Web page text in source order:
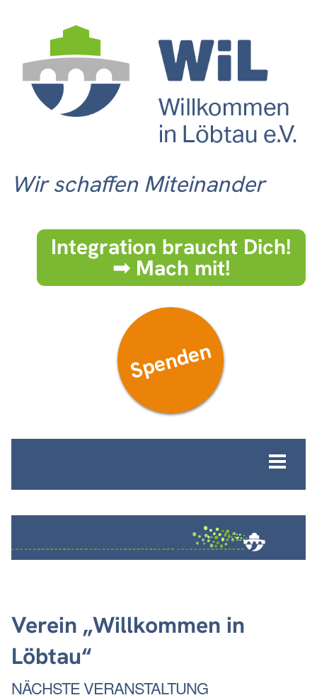
Wir schaffen Miteinander
Integration braucht Dich!
➟ Mach mit!
Spenden
Verein „Willkommen in
Löbtau“
NÄCHSTE VERANSTALTUNG